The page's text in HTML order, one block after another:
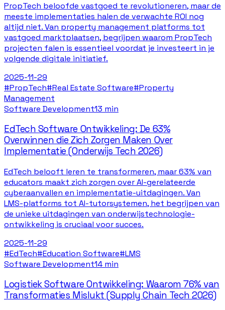
PropTech beloofde vastgoed te revolutioneren, maar de
meeste implementaties halen de verwachte ROI nog
altijd niet. Van property management platforms tot
vastgoed marktplaatsen, begrijpen waarom PropTech
projecten falen is essentieel voordat je investeert in je
volgende digitale initiatief.
2025-11-29
#PropTech#Real Estate Software#Property
Management
Software Development13 min
EdTech Software Ontwikkeling: De 63%
Overwinnen die Zich Zorgen Maken Over
Implementatie (Onderwijs Tech 2026)
EdTech belooft leren te transformeren, maar 63% van
educators maakt zich zorgen over AI-gerelateerde
cyberaanvallen en implementatie-uitdagingen. Van
LMS-platforms tot AI-tutorsystemen, het begrijpen van
de unieke uitdagingen van onderwijstechnologie-
ontwikkeling is cruciaal voor succes.
2025-11-29
#EdTech#Education Software#LMS
Software Development14 min
Logistiek Software Ontwikkeling: Waarom 76% van
Transformaties Mislukt (Supply Chain Tech 2026)